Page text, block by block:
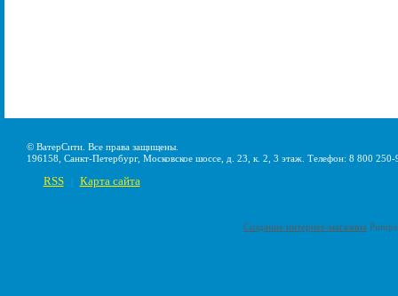
© ВатерСити. Все права защищены.
196158, Санкт-Петербург, Московское шоссе, д. 23, к. 2, 3 этаж. Телефон: 8 800
RSS Карта сайта
Создание интернет-магазина